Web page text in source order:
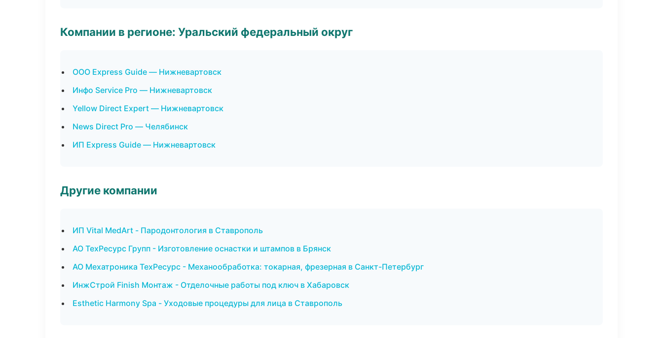
Компании в регионе: Уральский федеральный округ
ООО Express Guide — Нижневартовск
Инфо Service Pro — Нижневартовск
Yellow Direct Expert — Нижневартовск
News Direct Pro — Челябинск
ИП Express Guide — Нижневартовск
Другие компании
ИП Vital MedArt - Пародонтология в Ставрополь
АО ТехРесурс Групп - Изготовление оснастки и штампов в Брянск
АО Мехатроника ТехРесурс - Механообработка: токарная, фрезерная в Санкт-Петербург
ИнжСтрой Finish Монтаж - Отделочные работы под ключ в Хабаровск
Esthetic Harmony Spa - Уходовые процедуры для лица в Ставрополь